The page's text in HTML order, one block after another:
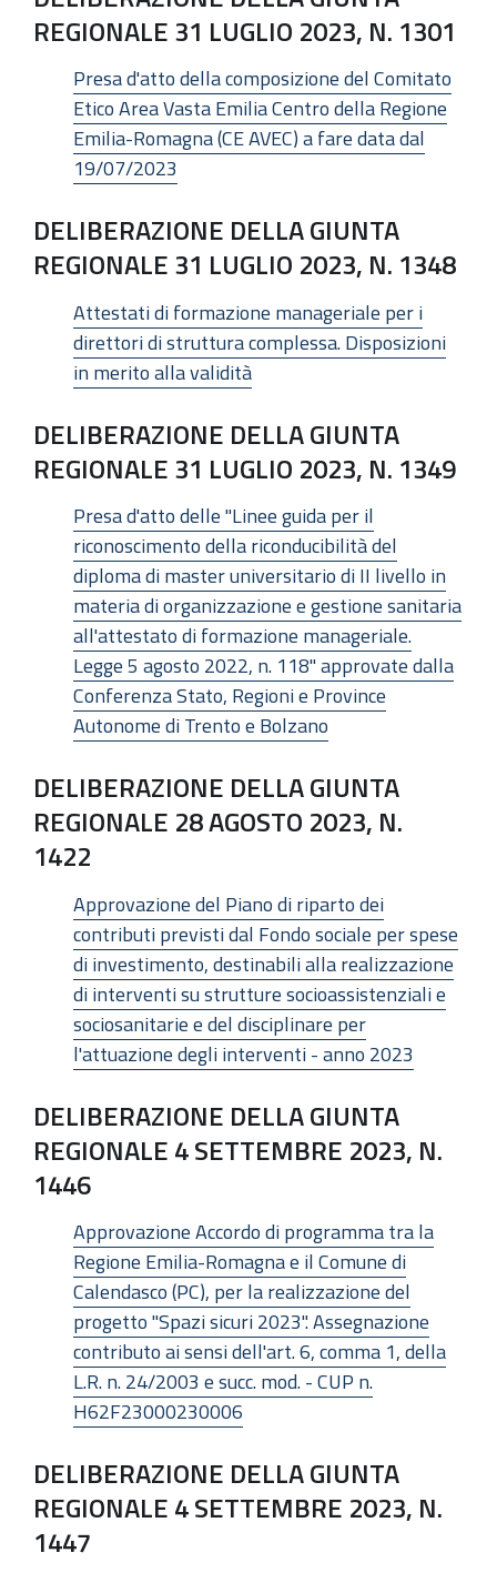
REGIONALE 31 LUGLIO 2023, N. 1301
Presa d'atto della composizione del Comitato
Etico Area Vasta Emilia Centro della Regione
Emilia-Romagna (CE AVEC) a fare data dal
19/07/2023
DELIBERAZIONE DELLA GIUNTA
REGIONALE 31 LUGLIO 2023, N. 1348
Attestati di formazione manageriale per i
direttori di struttura complessa. Disposizioni
in merito alla validità
DELIBERAZIONE DELLA GIUNTA
REGIONALE 31 LUGLIO 2023, N. 1349
Presa d'atto delle "Linee guida per il
riconoscimento della riconducibilità del
diploma di master universitario di II livello in
materia di organizzazione e gestione sanitaria
all'attestato di formazione manageriale.
Legge 5 agosto 2022, n. 118" approvate dalla
Conferenza Stato, Regioni e Province
Autonome di Trento e Bolzano
DELIBERAZIONE DELLA GIUNTA
REGIONALE 28 AGOSTO 2023, N.
1422
Approvazione del Piano di riparto dei
contributi previsti dal Fondo sociale per spese
di investimento, destinabili alla realizzazione
di interventi su strutture socioassistenziali e
sociosanitarie e del disciplinare per
l'attuazione degli interventi - anno 2023
DELIBERAZIONE DELLA GIUNTA
REGIONALE 4 SETTEMBRE 2023, N.
1446
Approvazione Accordo di programma tra la
Regione Emilia-Romagna e il Comune di
Calendasco (PC), per la realizzazione del
progetto "Spazi sicuri 2023". Assegnazione
contributo ai sensi dell'art. 6, comma 1, della
L.R. n. 24/2003 e succ. mod. - CUP n.
H62F23000230006
DELIBERAZIONE DELLA GIUNTA
REGIONALE 4 SETTEMBRE 2023, N.
1447